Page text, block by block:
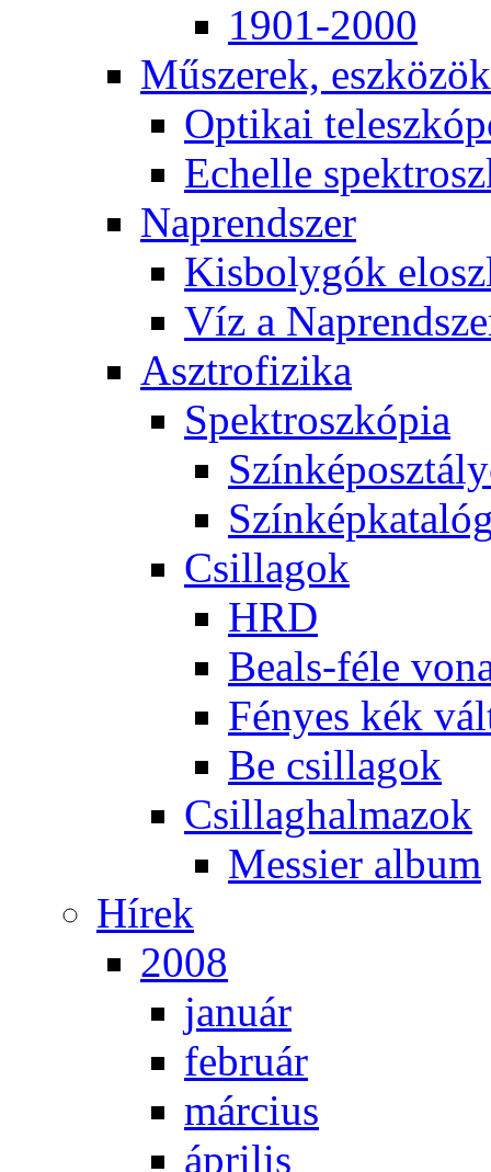
1901-2000
Mű­sze­rek, esz­kö­zök
Op­ti­kai
Echel­le
Nap­rend­szer
Kis­boly­gók
Víz a
Aszt­ro­fi­zi­ka
Spekt­rosz­kó­pia
Csil­la­gok
HRD
Be­als-fé­le
Fé­nyes kék
Be csil­la­gok
Csil­lag­hal­ma­zok
Mes­si­er al­bum
Hí­rek
2008
ja­nu­ár
feb­ru­ár
már­ci­us
áp­ri­lis